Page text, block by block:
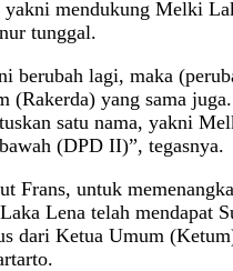
yakni mendukung Melki
tunggal.
berubah lagi, maka
(Rakerda) yang sama
satu nama, yakni
(DPD II)”, tegasnya.
Frans, untuk
Lena telah mendapat
dari Ketua Umum